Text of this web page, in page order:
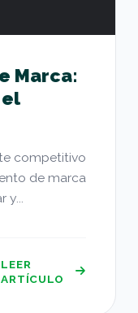
Marca:
competitivo
de marca
y...
LEER
ARTÍCULO